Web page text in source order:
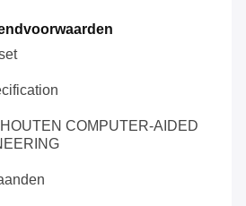
HOUTEN COMPUTER-AIDED